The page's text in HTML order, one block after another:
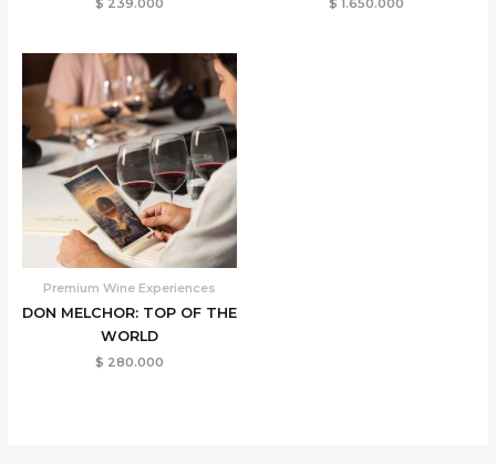
$ 239.000 $ 1.650.000
Premium Wine Experiences
DON MELCHOR: TOP OF THE
WORLD
$ 280.000